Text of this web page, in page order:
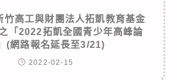
竹高工與財團法人拓凱教育基金
「2022拓凱全國青少年高峰論
(網路報名延長至3/21)
2022-02-15